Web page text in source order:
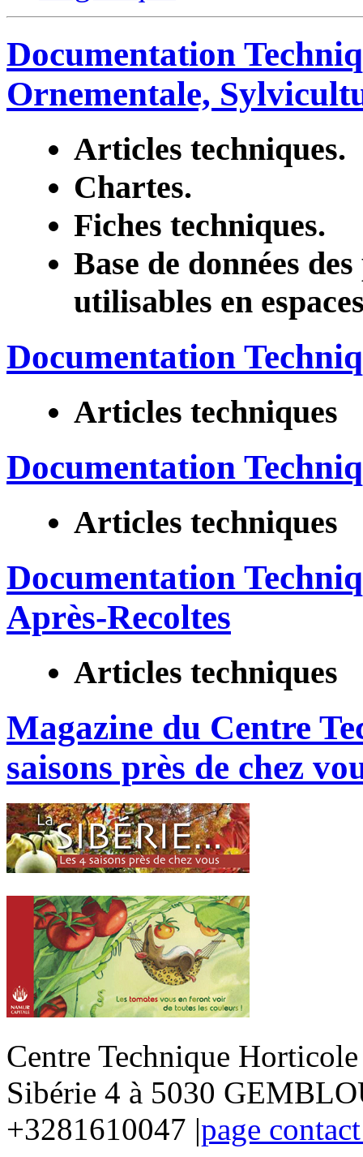
Documentation
Ornementale,
Articles techniques.
Chartes.
Fiches techniques.
Base de données
utilisables en
Documentation
Articles techniques
Documentation
Articles techniques
Documentation
Après-Recoltes
Articles techniques
Magazine du Centre
saisons près de chez
Centre Technique
Sibérie 4 à 5030
+3281610047 |page